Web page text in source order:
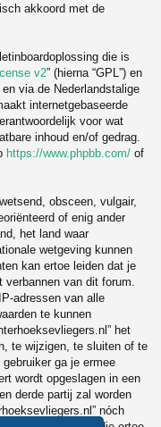
akkoord met de
die is
v2” (hierna “GPL”) en
en via de Nederlandstalige
internetgebaseerde
voor wat
inhoud en/of gedrag.
https://www.phpbb.com/ of
obsceen, vulgair,
of enig ander
het land waar
wetgeving kunnen
kan ertoe leiden dat je
van dit forum.
adressen van alle
te kunnen
het
te wijzigen, te sluiten of te
ga je ermee
wordt opgeslagen in een
derde partij zal worden
nóch